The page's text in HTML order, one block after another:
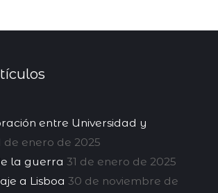
entre Universidad y
de enero de 2025
la guerra 31 de enero de 2025
a Lisboa 30 de noviembre de